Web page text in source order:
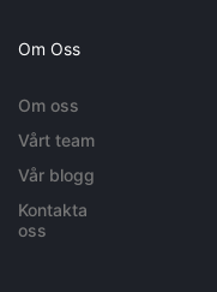
Om Oss
Om oss
Vårt team
Vår blogg
Kontakta
oss